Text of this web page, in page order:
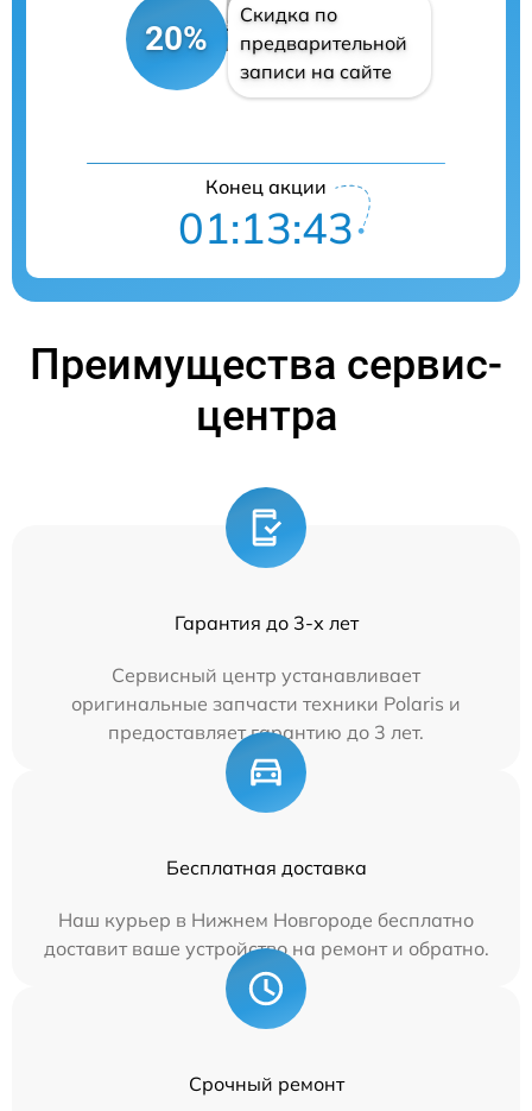
20%
Скидка по
предварительной
записи на сайте
Конец акции
01:13:43
Преимущества сервис-
центра
Гарантия до 3-х лет
Сервисный центр устанавливает
оригинальные запчасти техники Polaris и
предоставляет гарантию до 3 лет.
Бесплатная доставка
Наш курьер в Нижнем Новгороде бесплатно
доставит ваше устройство на ремонт и обратно.
Срочный ремонт